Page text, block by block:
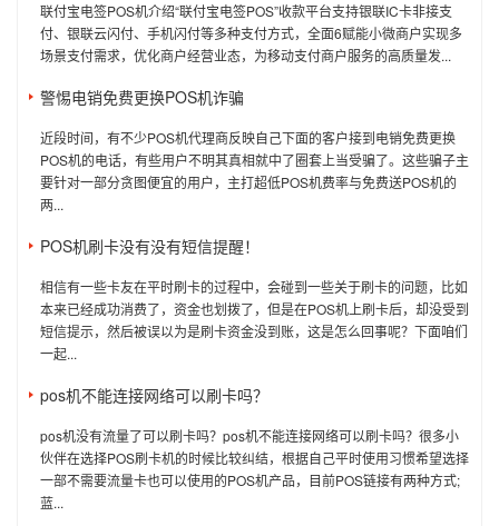
联付宝电签POS机介绍“联付宝电签POS”收款平台支持银联IC卡非接支
付、银联云闪付、手机闪付等多种支付方式，全面6赋能小微商户实现多
场景支付需求，优化商户经营业态，为移动支付商户服务的高质量发...
警惕电销免费更换POS机诈骗
近段时间，有不少POS机代理商反映自己下面的客户接到电销免费更换
POS机的电话，有些用户不明其真相就中了圈套上当受骗了。这些骗子主
要针对一部分贪图便宜的用户，主打超低POS机费率与免费送POS机的
两...
POS机刷卡没有没有短信提醒！
相信有一些卡友在平时刷卡的过程中，会碰到一些关于刷卡的问题，比如
本来已经成功消费了，资金也划拨了，但是在POS机上刷卡后，却没受到
短信提示，然后被误以为是刷卡资金没到账，这是怎么回事呢？下面咱们
一起...
pos机不能连接网络可以刷卡吗？
pos机没有流量了可以刷卡吗？pos机不能连接网络可以刷卡吗？很多小
伙伴在选择POS刷卡机的时候比较纠结，根据自己平时使用习惯希望选择
一部不需要流量卡也可以使用的POS机产品，目前POS链接有两种方式;
蓝...